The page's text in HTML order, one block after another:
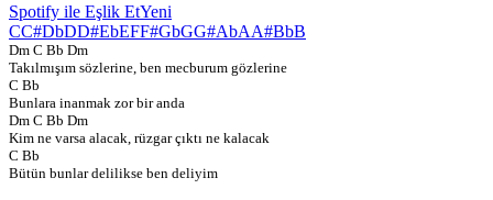
Spotify ile Eşlik EtYeni
CC#DbDD#EbEFF#GbGG#AbAA#BbB
Dm C Bb Dm
Takılmışım sözlerine, ben mecburum gözlerine
C Bb
Bunlara inanmak zor bir anda
Dm C Bb Dm
Kim ne varsa alacak, rüzgar çıktı ne kalacak
C Bb
Bütün bunlar delilikse ben deliyim